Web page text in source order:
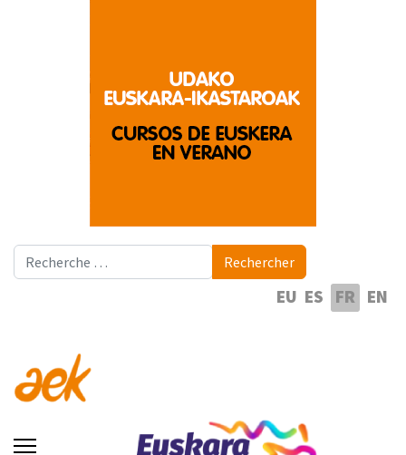
Rechercher Rechercher
EU ES FR EN